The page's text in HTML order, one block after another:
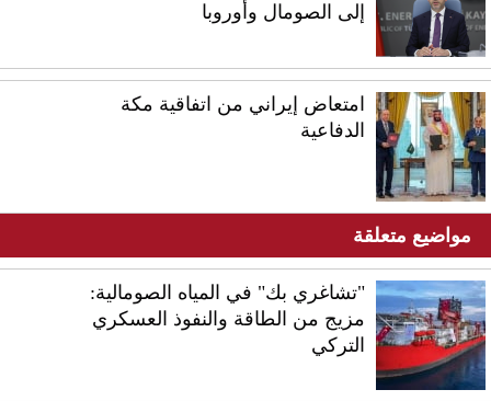
إلى الصومال وأوروبا
امتعاض إيراني من اتفاقية مكة
الدفاعية
مواضيع متعلقة
"تشاغري بك" في المياه الصومالية:
مزيج من الطاقة والنفوذ العسكري
التركي